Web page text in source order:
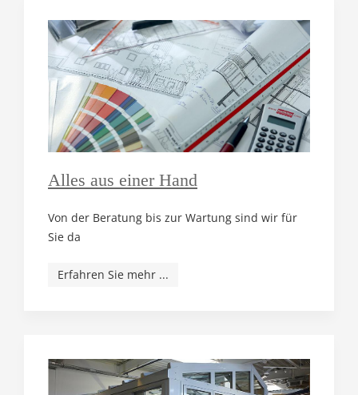
Alles aus einer Hand
Von der Beratung bis zur Wartung sind wir für
Sie da
Erfahren Sie mehr ...